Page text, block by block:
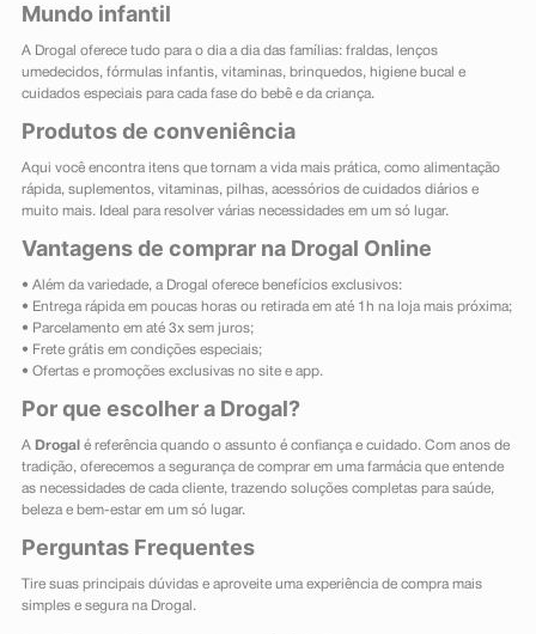
Mundo infantil
A Drogal oferece tudo para o dia a dia das famílias: fraldas, lenços
umedecidos, fórmulas infantis, vitaminas, brinquedos, higiene bucal e
cuidados especiais para cada fase do bebê e da criança.
Produtos de conveniência
Aqui você encontra itens que tornam a vida mais prática, como alimentação
rápida, suplementos, vitaminas, pilhas, acessórios de cuidados diários e
muito mais. Ideal para resolver várias necessidades em um só lugar.
Vantagens de comprar na Drogal Online
• Além da variedade, a Drogal oferece benefícios exclusivos:
• Entrega rápida em poucas horas ou retirada em até 1h na loja mais próxima;
• Parcelamento em até 3x sem juros;
• Frete grátis em condições especiais;
• Ofertas e promoções exclusivas no site e app.
Por que escolher a Drogal?
A Drogal é referência quando o assunto é confiança e cuidado. Com anos de
tradição, oferecemos a segurança de comprar em uma farmácia que entende
as necessidades de cada cliente, trazendo soluções completas para saúde,
beleza e bem-estar em um só lugar.
Perguntas Frequentes
Tire suas principais dúvidas e aproveite uma experiência de compra mais
simples e segura na Drogal.